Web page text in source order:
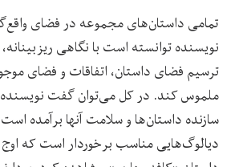
تمامی داستان‌های مجموعه در فضای
نویسنده توانسته است با نگاهی
ترسیم فضای داستان، اتفاقات و فضای
ملموس کند. در کل می‌توان گفت نویسنده
سازنده‌ داستان‌ها و سلامت آنها برآمده
دیالوگ‌هایی مناسب برخوردار است که اوج